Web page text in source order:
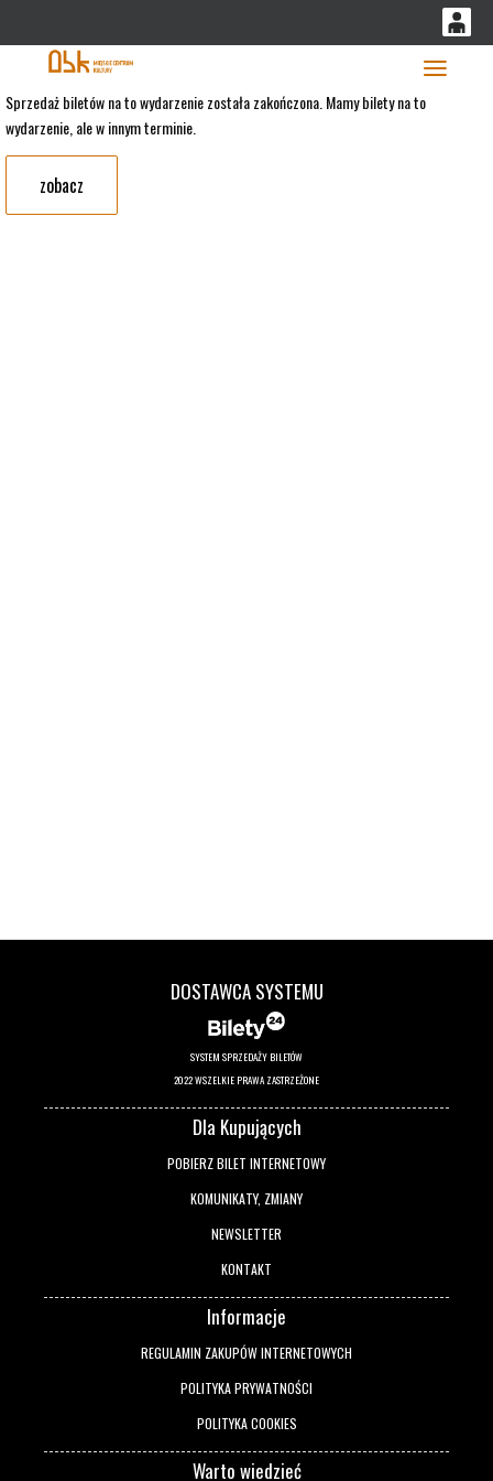
0,00
PLN
1453
Sprzedaż biletów na to wydarzenie została zakończona. Mamy bilety na to
wydarzenie, ale w innym terminie.
zobacz
DOSTAWCA SYSTEMU
SYSTEM SPRZEDAŻY BILETÓW
2022 WSZELKIE PRAWA ZASTRZEŻONE
Dla Kupujących
POBIERZ BILET INTERNETOWY
KOMUNIKATY, ZMIANY
NEWSLETTER
KONTAKT
Informacje
REGULAMIN ZAKUPÓW INTERNETOWYCH
POLITYKA PRYWATNOŚCI
POLITYKA COOKIES
Warto wiedzieć